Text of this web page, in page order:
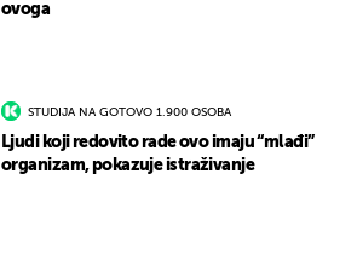
ovoga
STUDIJA NA GOTOVO 1.900 OSOBA
Ljudi koji redovito rade ovo imaju “mlađi”
organizam, pokazuje istraživanje